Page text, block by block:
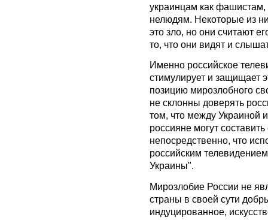
украинцам как фашистам,
нелюдям. Некоторые из
это зло, но они считают
то, что они видят и
Именно российское
стимулирует и защищает
позицию мирозлобного
не склонны доверять
том, что между Украиной
россияне могут
непосредственно, что
российским
Украины".
Мирозлобие России не
страны в своей сути
индуцированное,